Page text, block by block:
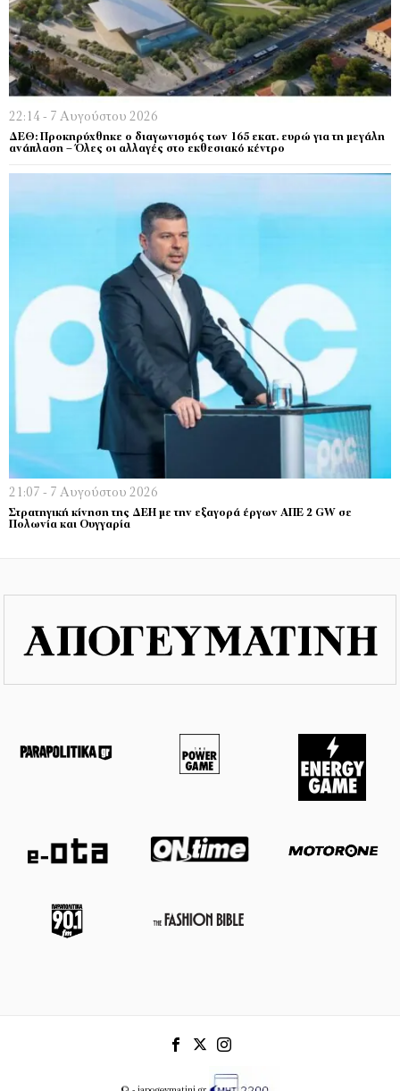
22:14 - 7 Αυγούστου 2026
ΔΕΘ: Προκηρύχθηκε ο διαγωνισμός των 165 εκατ. ευρώ για τη μεγάλη
ανάπλαση – Όλες οι αλλαγές στο εκθεσιακό κέντρο
21:07 - 7 Αυγούστου 2026
Στρατηγική κίνηση της ΔΕΗ με την εξαγορά έργων ΑΠΕ 2 GW σε
Πολωνία και Ουγγαρία